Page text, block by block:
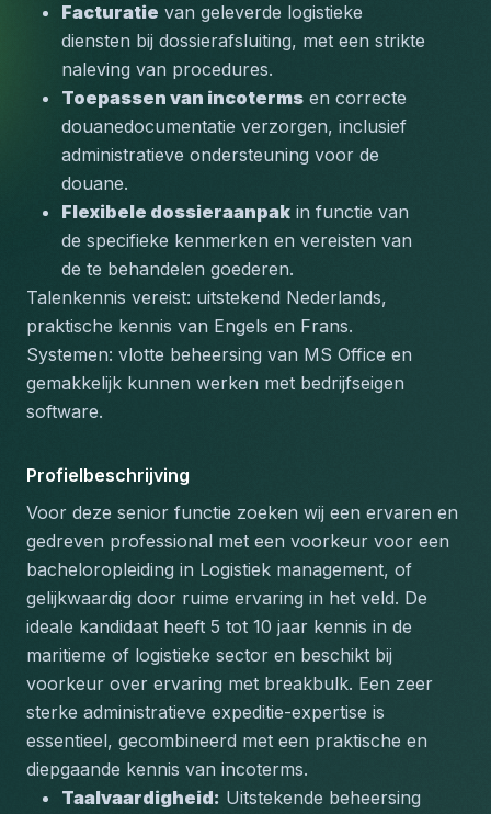
Facturatie van geleverde logistieke
diensten bij dossierafsluiting, met een strikte
naleving van procedures.
Toepassen van incoterms en correcte
douanedocumentatie verzorgen, inclusief
administratieve ondersteuning voor de
douane.
Flexibele dossieraanpak in functie van
de specifieke kenmerken en vereisten van
de te behandelen goederen.
Talenkennis vereist: uitstekend Nederlands,
praktische kennis van Engels en Frans.
Systemen: vlotte beheersing van MS Office en
gemakkelijk kunnen werken met bedrijfseigen
software.
Profielbeschrijving
Voor deze senior functie zoeken wij een ervaren en
gedreven professional met een voorkeur voor een
bacheloropleiding in Logistiek management, of
gelijkwaardig door ruime ervaring in het veld. De
ideale kandidaat heeft 5 tot 10 jaar kennis in de
maritieme of logistieke sector en beschikt bij
voorkeur over ervaring met breakbulk. Een zeer
sterke administratieve expeditie-expertise is
essentieel, gecombineerd met een praktische en
diepgaande kennis van incoterms.
Taalvaardigheid: Uitstekende beheersing